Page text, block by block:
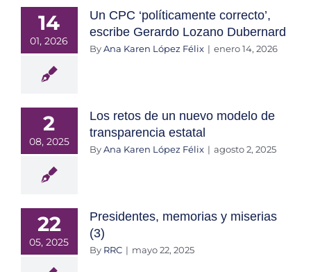
14
01, 2026
Un CPC ‘políticamente correcto’,
escribe Gerardo Lozano Dubernard
ByAna Karen López Félix | enero 14, 2026
2
08, 2025
Los retos de un nuevo modelo de
transparencia estatal
ByAna Karen López Félix | agosto 2, 2025
22
05, 2025
Presidentes, memorias y miserias
(3)
By RRC | mayo 22, 2025